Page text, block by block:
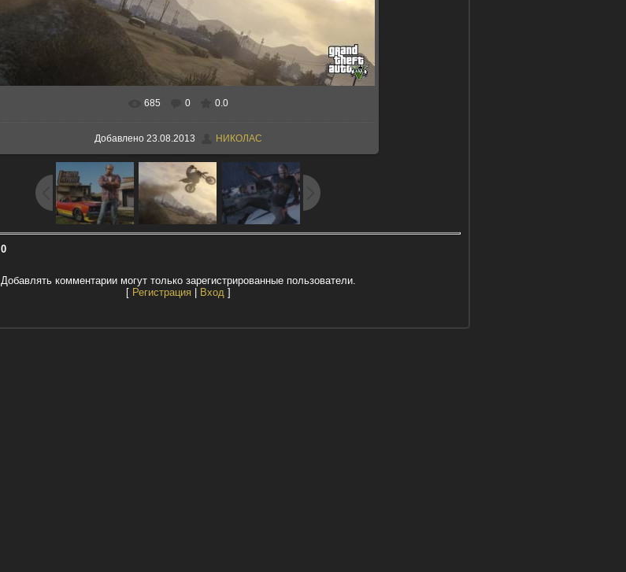
В реальном размере 1280x720
685 0 0.0
Добавлено23.08.2013 НИКОЛАС
0
Добавлять комментарии могут только зарегистрированные пользователи.
[ Регистрация| Вход]